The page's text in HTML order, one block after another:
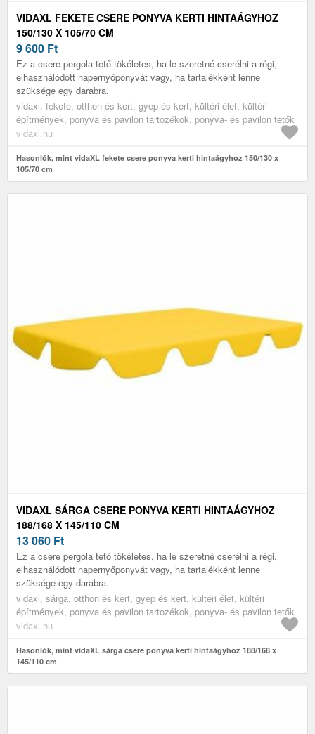
VIDAXL FEKETE CSERE PONYVA KERTI HINTAÁGYHOZ
150/130 X 105/70 CM
9 600 Ft
Ez a csere pergola tető tökéletes, ha le szeretné cserélni a régi,
elhasználódott napernyőponyvát vagy, ha tartalékként lenne
szüksége egy darabra.
vidaxl, fekete, otthon és kert, gyep és kert, kültéri élet, kültéri
építmények, ponyva és pavilon tartozékok, ponyva- és pavilon tetők
vidaxl.hu
Hasonlók, mint vidaXL fekete csere ponyva kerti hintaágyhoz 150/130 x
105/70 cm
VIDAXL SÁRGA CSERE PONYVA KERTI HINTAÁGYHOZ
188/168 X 145/110 CM
13 060 Ft
Ez a csere pergola tető tökéletes, ha le szeretné cserélni a régi,
elhasználódott napernyőponyvát vagy, ha tartalékként lenne
szüksége egy darabra.
vidaxl, sárga, otthon és kert, gyep és kert, kültéri élet, kültéri
építmények, ponyva és pavilon tartozékok, ponyva- és pavilon tetők
vidaxl.hu
Hasonlók, mint vidaXL sárga csere ponyva kerti hintaágyhoz 188/168 x
145/110 cm